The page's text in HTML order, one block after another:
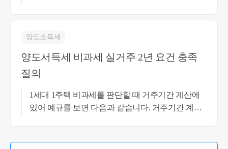
라면 비과세 요건의 부득이한 사유에 해당해 보이
방 거주자인 경우는 이 부득이한 사유에 해당되지
않아 보입니다. 자세한 사실 관계를 알아야 더 정확
사 010-4012-0152
양도소득세
양도서득세 비과세 실거주 2년 요건 충족
질의
1세대 1주택 비과세를 판단할 때 거주기간 계산에
있어 예규를 보면 다음과 같습니다. 거주기간 계산